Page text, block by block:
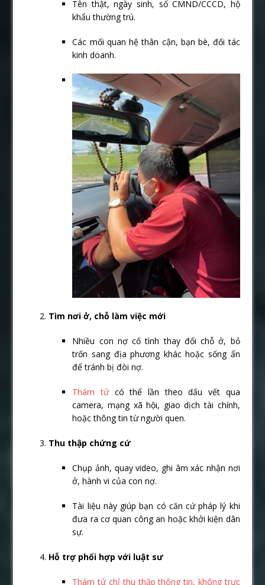
Tên thật, ngày sinh, số CMND/CCCD, hộ
khẩu thường trú.
Các mối quan hệ thân cận, bạn bè, đối tác
kinh doanh.
Tìm nơi ở, chỗ làm việc mới
Nhiều con nợ cố tình thay đổi chỗ ở, bỏ
trốn sang địa phương khác hoặc sống ẩn
để tránh bị đòi nợ.
Thám tửcó thể lần theo dấu vết qua
camera, mạng xã hội, giao dịch tài chính,
hoặc thông tin từ người quen.
Thu thập chứng cứ
Chụp ảnh, quay video, ghi âm xác nhận nơi
ở, hành vi của con nợ.
Tài liệu này giúp bạn có căn cứ pháp lý khi
đưa ra cơ quan công an hoặc khởi kiện dân
sự.
Hỗ trợ phối hợp với luật sư
Thám tử chỉ thu thập thông tin, không trực